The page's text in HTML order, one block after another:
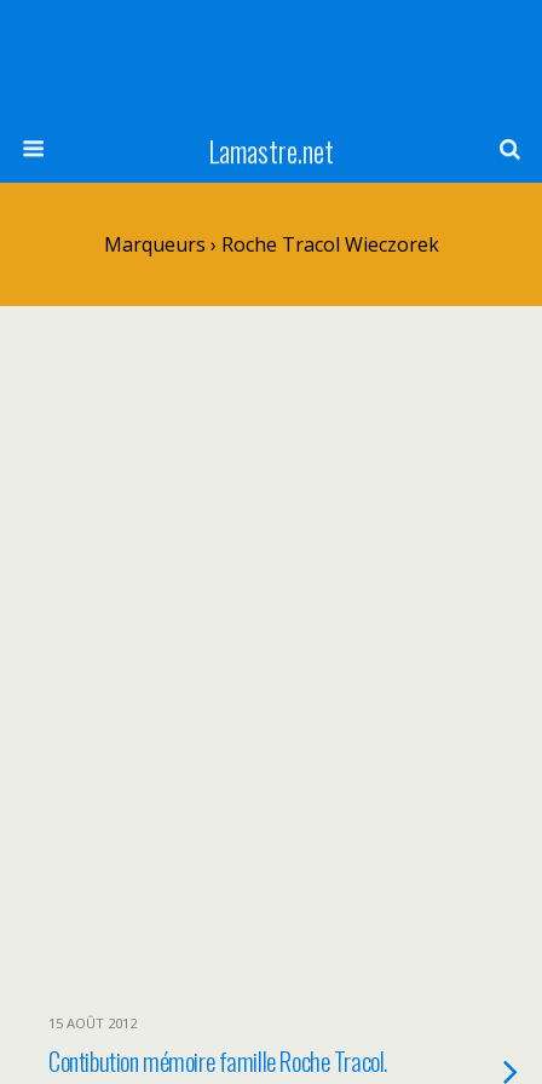
Lamastre.net
Marqueurs › Roche Tracol Wieczorek
15 AOÛT 2012
Contibution mémoire famille Roche Tracol.